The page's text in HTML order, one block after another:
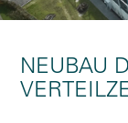
NEUBAU